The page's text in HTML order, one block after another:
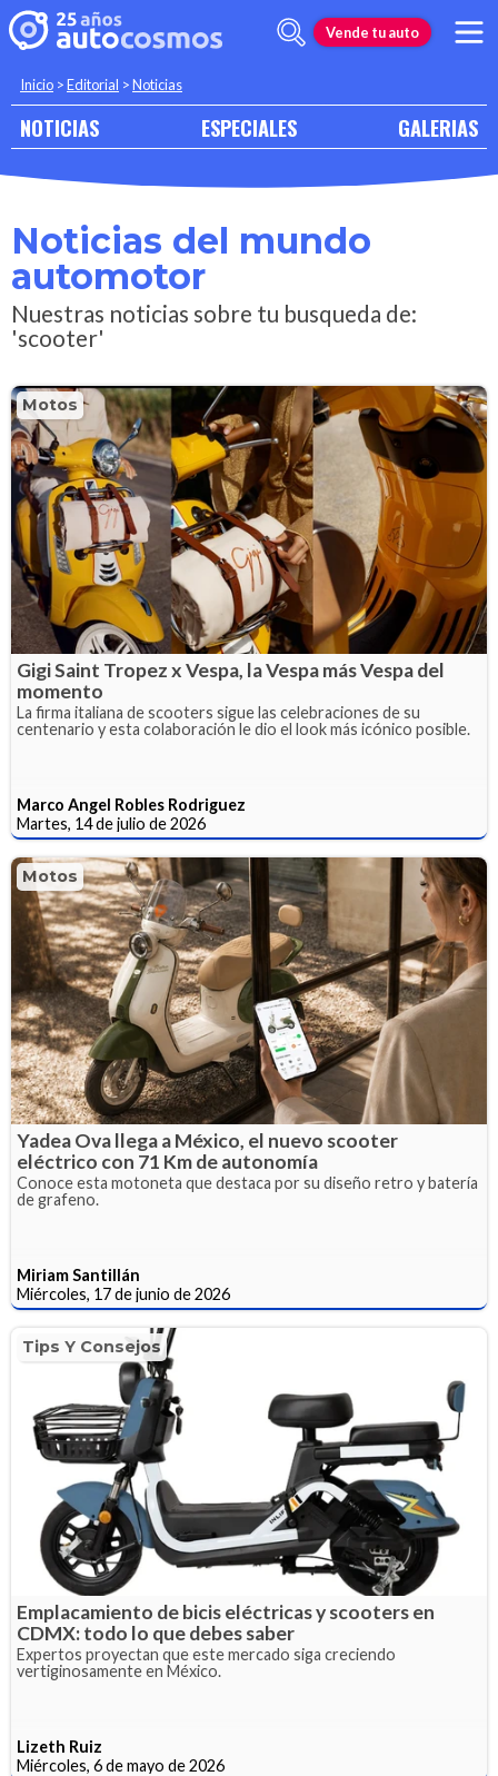
Vende tu auto
Inicio >Editorial >Noticias
NOTICIAS ESPECIALES GALERIAS
Noticias del mundo
automotor
Nuestras noticias sobre tu busqueda de:
'scooter'
Motos
Gigi Saint Tropez x Vespa, la Vespa más Vespa del
momento
La firma italiana de scooters sigue las celebraciones de su
centenario y esta colaboración le dio el look más icónico posible.
Marco Angel Robles Rodriguez
Martes, 14 de julio de 2026
Motos
Yadea Ova llega a México, el nuevo scooter
eléctrico con 71 Km de autonomía
Conoce esta motoneta que destaca por su diseño retro y batería
de grafeno.
Miriam Santillán
Miércoles, 17 de junio de 2026
Tips Y Consejos
Emplacamiento de bicis eléctricas y scooters en
CDMX: todo lo que debes saber
Expertos proyectan que este mercado siga creciendo
vertiginosamente en México.
Lizeth Ruiz
Miércoles, 6 de mayo de 2026